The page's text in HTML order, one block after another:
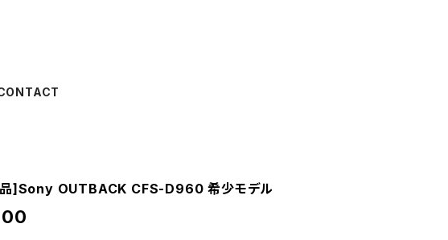
]Sony OUTBACK CFS-D960 希少モデル